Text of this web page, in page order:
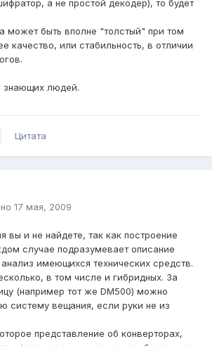
а не простой декодер), то будет
может быть вполне "толстый" при том
качество, или стабильность, в отличии
знающих людей.
Цитата
17 мая, 2009
вы и не найдете, так как построение
случае подразумевает описание
имеющихся технических средств.
в том числе и гибридных. За
(например тот же DM500) можно
систему вещания, если руки не из
представление об конверторах,